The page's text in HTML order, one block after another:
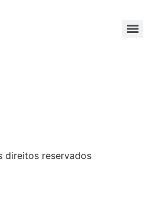
direitos reservados